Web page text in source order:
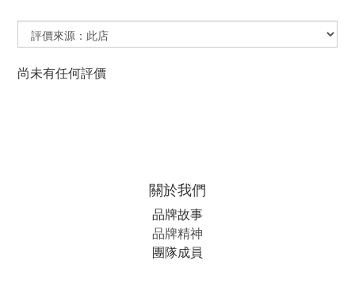
尚未有任何評價
關於我們
品牌故事
品牌精神
團隊成員